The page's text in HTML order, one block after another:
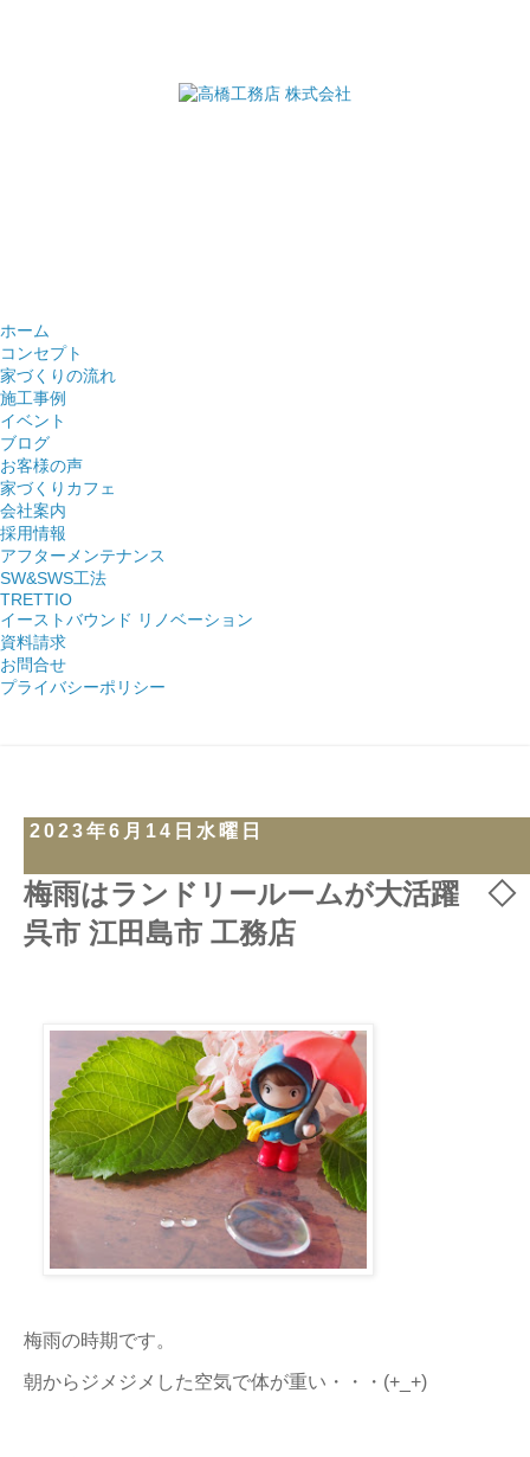
ホーム
コンセプト
家づくりの流れ
施工事例
イベント
ブログ
お客様の声
家づくりカフェ
会社案内
採用情報
アフターメンテナンス
SW&SWS工法
TRETTIO
イーストバウンド リノベーション
資料請求
お問合せ
プライバシーポリシー
2023年6月14日水曜日
梅雨はランドリールームが大活躍 ◇
呉市 江田島市 工務店
梅雨の時期です。
朝からジメジメした空気で体が重い・・・(+_+)